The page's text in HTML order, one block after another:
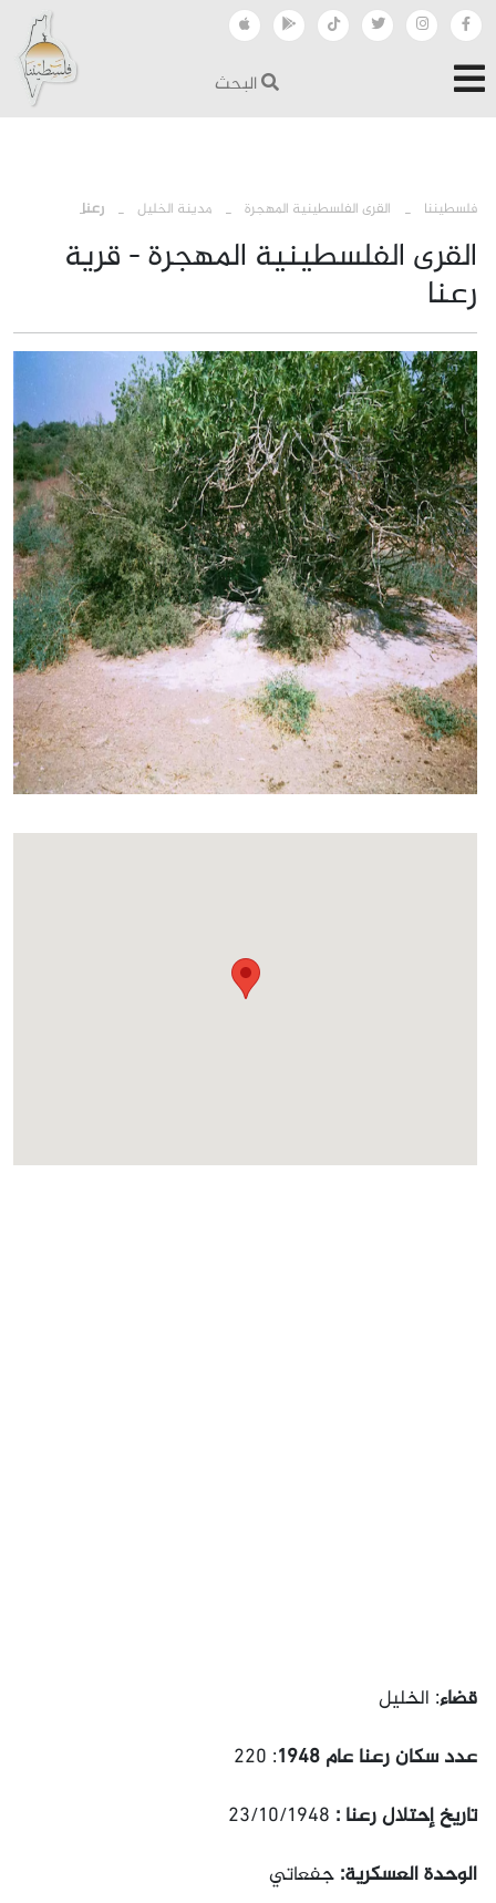
البحث
فلسطيننا › القرى الفلسطينية المهجرة مدينة الخليل رعنا
القرى الفلسطينية المهجرة - قرية
رعنا
قضاء: الخليل
عدد سكان رعنا عام 1948
: 220
تاريخ إحتلال رعنا :
الوحدة العسكرية: جفعاتي